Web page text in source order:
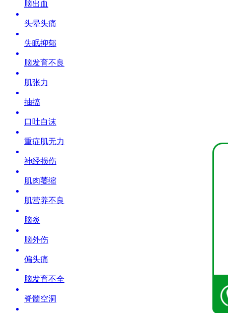
脑出血
头晕头痛
失眠抑郁
脑发育不良
肌张力
抽搐
口吐白沫
重症肌无力
神经损伤
肌肉萎缩
肌营养不良
脑炎
脑外伤
偏头痛
脑发育不全
脊髓空洞